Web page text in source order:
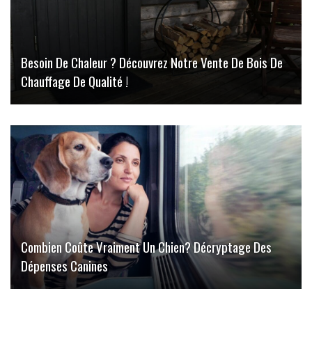
Besoin De Chaleur ? Découvrez Notre Vente De Bois De
Chauffage De Qualité !
Combien Coûte Vraiment Un Chien? Décryptage Des
Dépenses Canines